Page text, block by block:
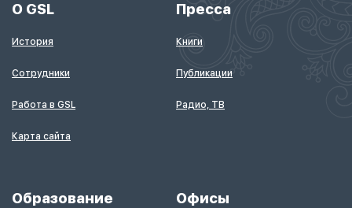
О GSL
История
Сотрудники
Работа в GSL
Карта сайта
Пресса
Книги
Публикации
Радио, ТВ
Образование Офисы